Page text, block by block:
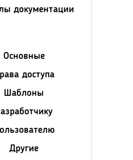
документации
Основные
доступа
Шаблоны
Другие